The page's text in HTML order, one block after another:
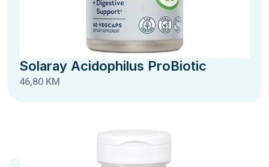
Solaray Acidophilus ProBiotic
46,80 KM